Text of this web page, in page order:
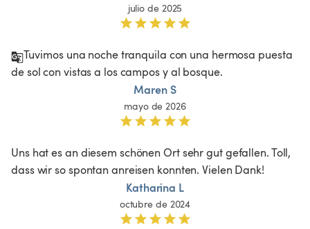
julio de 2025
Tuvimos una noche tranquila con una hermosa puesta
de sol con vistas a los campos y al bosque.
Maren S
mayo de 2026
Uns hat es an diesem schönen Ort sehr gut gefallen. Toll,
dass wir so spontan anreisen konnten. Vielen Dank!
Katharina L
octubre de 2024